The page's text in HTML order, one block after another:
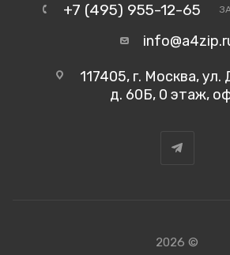
+7 (495) 955-12-65
117405, г. Москва,
д. 60Б, 0 этаж,
2026 ©